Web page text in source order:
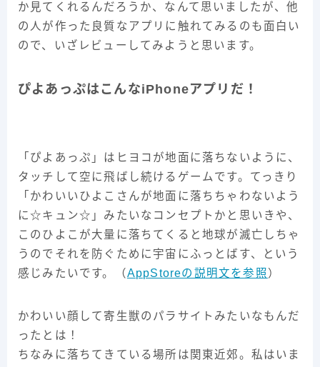
か見てくれるんだろうか、なんて思いましたが、他
の人が作った良質なアプリに触れてみるのも面白い
ので、いざレビューしてみようと思います。
ぴよあっぷはこんなiPhoneアプリだ！
「ぴよあっぷ」はヒヨコが地面に落ちないように、
タッチして空に飛ばし続けるゲームです。てっきり
「かわいいひよこさんが地面に落ちちゃわないよう
に☆キュン☆」みたいなコンセプトかと思いきや、
このひよこが大量に落ちてくると地球が滅亡しちゃ
うのでそれを防ぐために宇宙にふっとばす、という
感じみたいです。（AppStoreの説明文を参照）
かわいい顔して寄生獣のパラサイトみたいなもんだ
ったとは！
ちなみに落ちてきている場所は関東近郊。私はいま